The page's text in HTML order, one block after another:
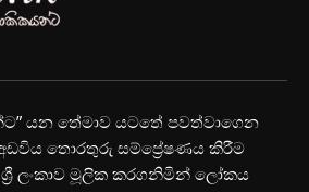
යන තේමාව යටතේ පවත්වාගෙන
තොරතුරු සම්ප්‍රේෂණය කිරීම
ලංකාව මූලික කරගනිමින් ලෝකය